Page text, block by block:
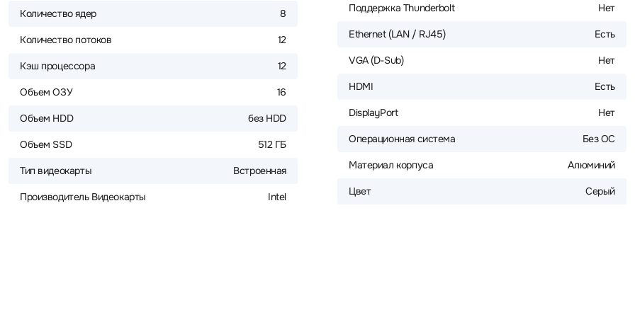
Количество ядер 8
Количество потоков 12
Кэш процессора 12
Объем ОЗУ 16
Объем HDD без HDD
Объем SSD 512 ГБ
Тип видеокарты Встроенная
Производитель Видеокарты Intel
Поддержка Thunderbolt Нет
Ethernet (LAN / RJ45) Есть
VGA (D-Sub) Нет
HDMI Есть
DisplayPort Нет
Операционная система Без ОС
Материал корпуса Алюминий
Цвет Серый